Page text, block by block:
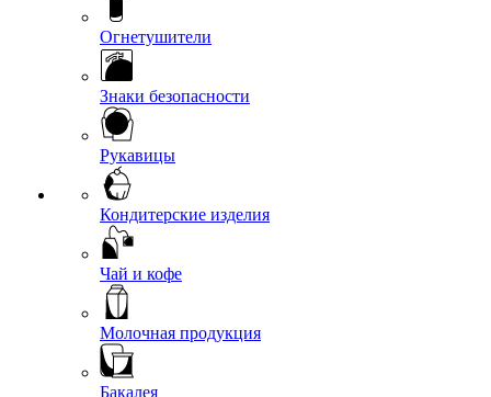
Огнетушители
Знаки безопасности
Рукавицы
Кондитерские изделия
Чай и кофе
Молочная продукция
Бакалея